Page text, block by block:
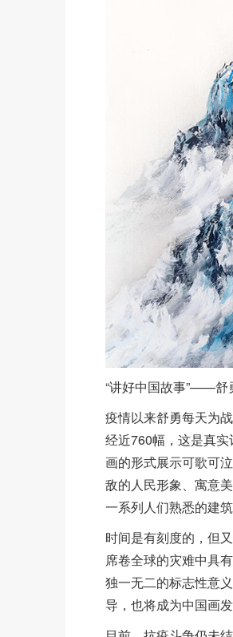
“讲好中国故事”——舒
疫情以来舒勇每天为
经近760幅，这是真
画的形式展示可歌可
敌的人民形象、寓意
一系列人们熟悉的建
时间是有刻度的，但
席卷全球的灾难中具
独一无二的标志性意
导，也将成为中国画